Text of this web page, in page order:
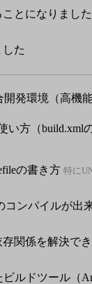
とになりました
た
開発環境（高機
い方（build.xml
の書き方 特に
コンパイルが出
関係を解決で
ビルドツール（